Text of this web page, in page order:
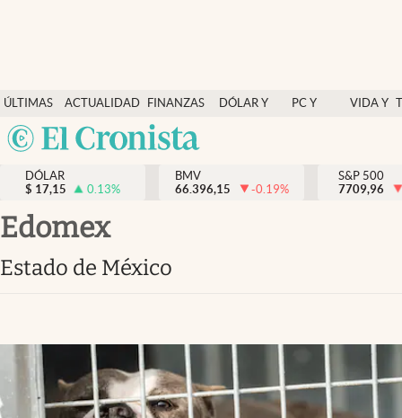
ÚLTIMAS
NOTICIAS
ACTUALIDAD
FINANZAS
Y
ECONOMÍA
DÓLAR Y
PC Y
VIDA Y
México
Actualidad
Finanzas y economía
Dólar y mercados
Opinión
Brand Strategy
Vida y estilo
Tv
Clima
DÓLAR
$ 17,15 0.13%
BMV
66.396,15
-0.19%
S&P 500
7709,96
Edomex
Estado de México